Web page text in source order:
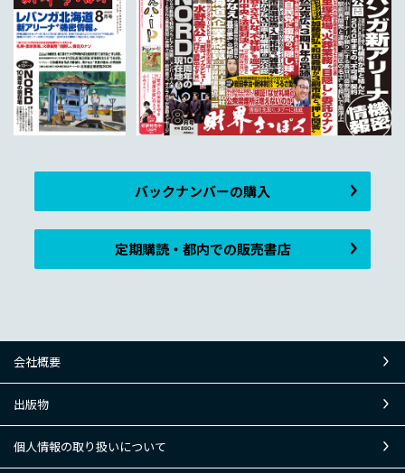
バックナンバーの購入
定期購読・都内での販売書店
会社概要
出版物
個人情報の取り扱いについて